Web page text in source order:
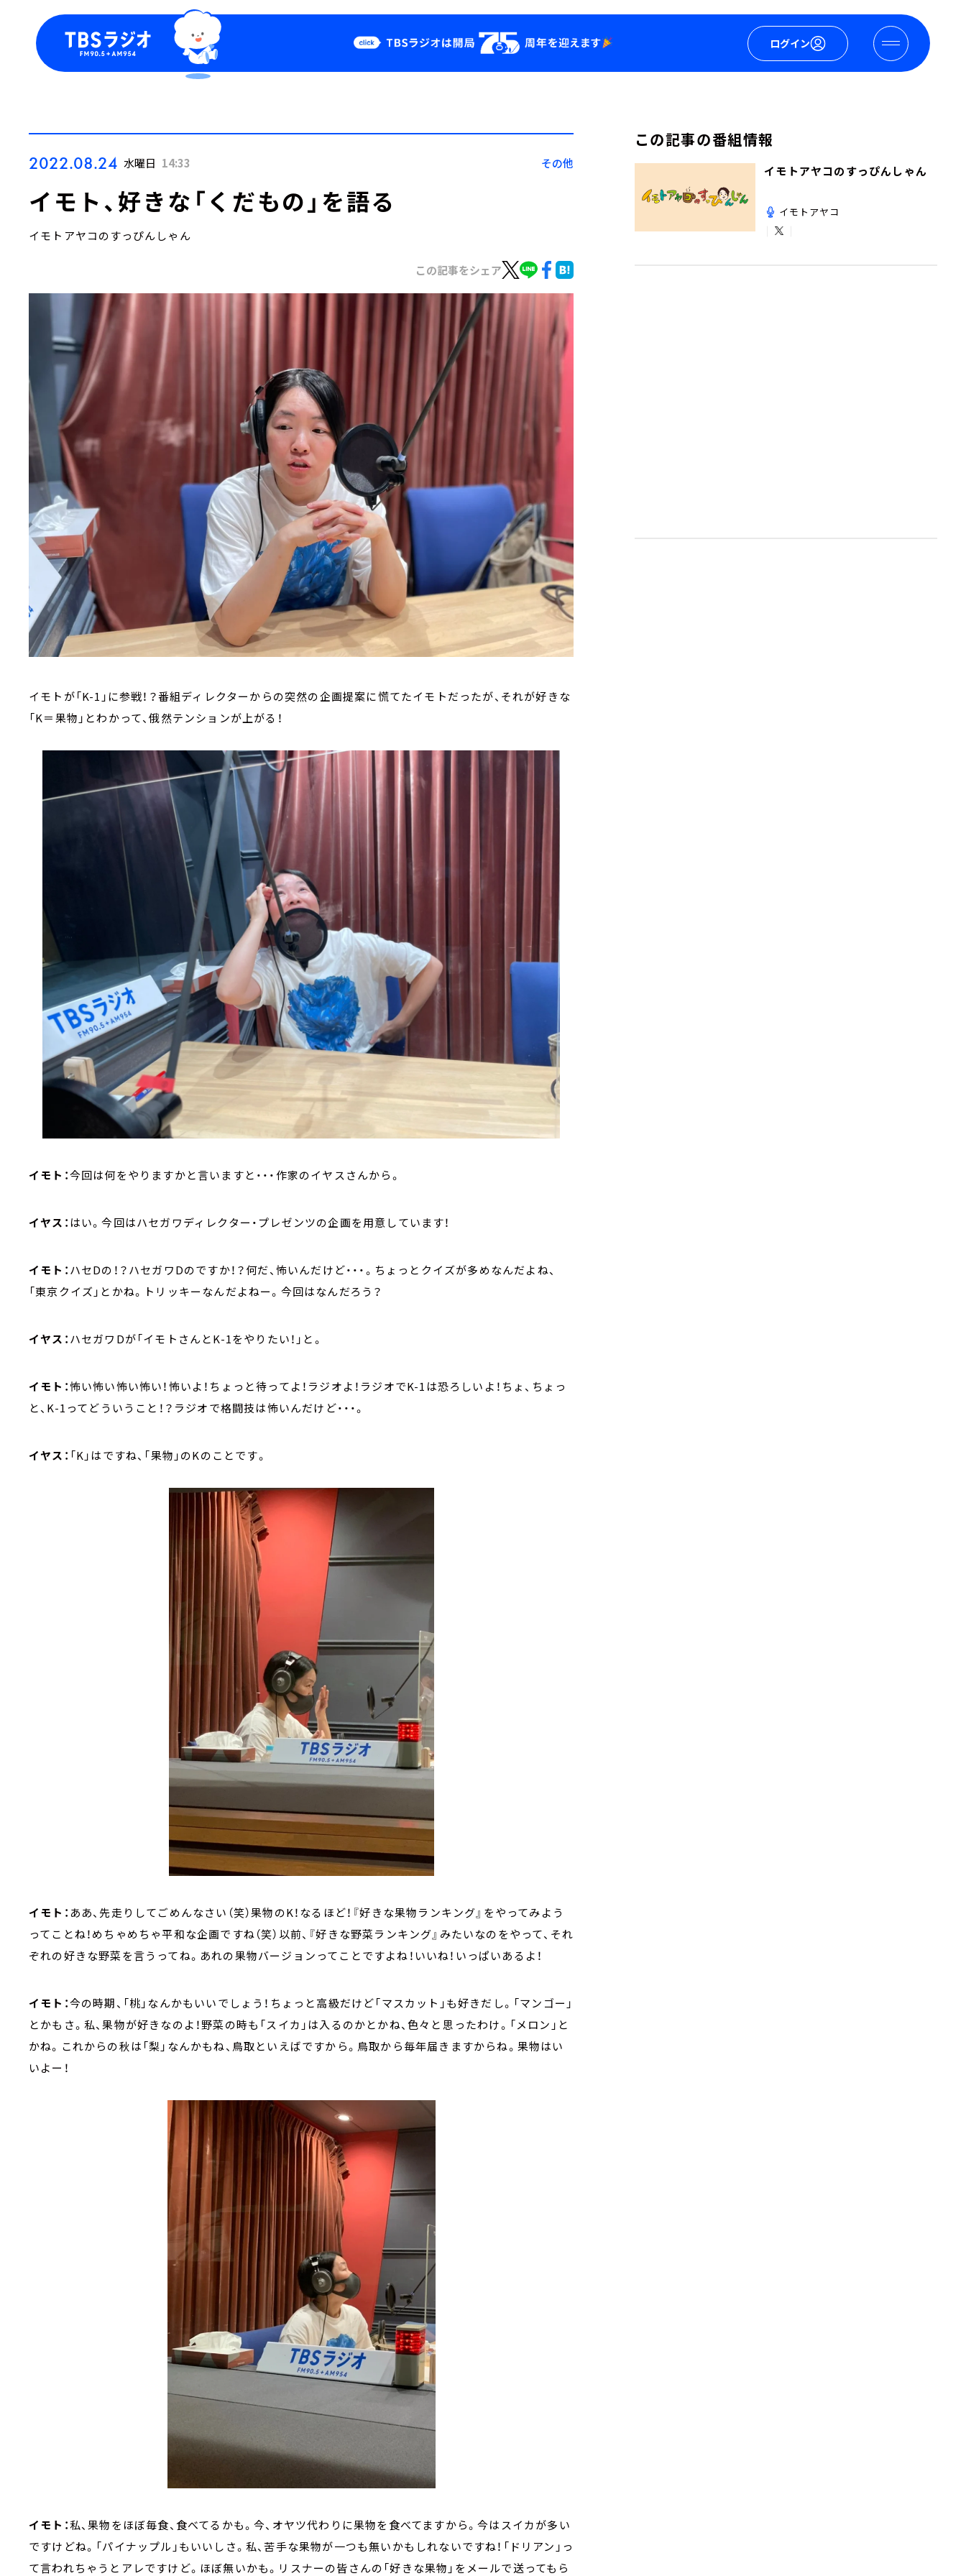
ログイン
Podcast
YouTube
2022.08.24 水曜日 14:33 その他
イモト、好きな「くだもの」を語る
イモトアヤコのすっぴんしゃん
この記事をシェア
イモトが「K-1」に参戦！？番組ディレクターからの突然の企画提案に慌てたイモトだったが、それが好きな
「K＝果物」とわかって、俄然テンションが上がる！
イモト：今回は何をやりますかと言いますと・・・作家のイヤスさんから。
イヤス： はい。今回はハセガワディレクター・プレゼンツの企画を用意しています！
イモト：ハセDの！？ハセガワDのですか！？何だ、怖いんだけど・・・。ちょっとクイズが多めなんだよね、
「東京クイズ」とかね。トリッキーなんだよねー。今回はなんだろう？
イヤス：ハセガワDが「イモトさんとK-1をやりたい！」と。
イモト：怖い怖い怖い怖い！怖いよ！ちょっと待ってよ！ラジオよ！ラジオでK-1は恐ろしいよ！ちょ、ちょっ
と、K-1ってどういうこと！？ラジオで格闘技は怖いんだけど・・・。
イヤス： 「K」はですね、「果物」のKのことです。
イモト： ああ、先走りしてごめんなさい（笑）果物のK！なるほど！『好きな果物ランキング』をやってみよう
ってことね！めちゃめちゃ平和な企画ですね（笑）以前、『好きな野菜ランキング』みたいなのをやって、それ
ぞれの好きな野菜を言うってね。あれの果物バージョンってことですよね！いいね！いっぱいあるよ！
イモト：今の時期、「桃」なんかもいいでしょう！ちょっと高級だけど「マスカット」も好きだし。「マンゴー」
とかもさ。私、果物が好きなのよ！野菜の時も「スイカ」は入るのかとかね、色々と思ったわけ。「メロン」と
かね。これからの秋は「梨」なんかもね、鳥取といえばですから。鳥取から毎年届きますからね。果物はい
いよー！
イモト：私、果物をほぼ毎食、食べてるかも。今、オヤツ代わりに果物を食べてますから。今はスイカが多い
ですけどね。「パイナップル」もいいしさ。私、苦手な果物が一つも無いかもしれないですね！「ドリアン」っ
て言われちゃうとアレですけど。ほぼ無いかも。リスナーの皆さんの「好きな果物」をメールで送ってもら
この記事の番組情報
イモトアヤコのすっぴんしゃん
イモトアヤコ